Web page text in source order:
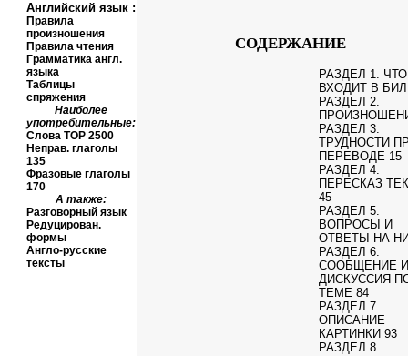
СОДЕРЖАНИЕ
РАЗДЕЛ 1. ЧТО
ВХОДИТ В
РАЗДЕЛ 2.
РАЗДЕЛ 3.
ТРУДНОСТИ
ПЕРЕВОДЕ 15
РАЗДЕЛ 4.
ПЕРЕСКАЗ
45
РАЗДЕЛ 5.
ВОПРОСЫ И
ОТВЕТЫ НА
РАЗДЕЛ 6.
СООБЩЕНИЕ
ДИСКУССИЯ
ТЕМЕ 84
РАЗДЕЛ 7.
ОПИСАНИЕ
КАРТИНКИ 93
РАЗДЕЛ 8.
Английский язык :
Правила
произношения
Правила чтения
Грамматика англ.
языка
Таблицы
спряжения
Наиболее
употребительные:
Слова TOP 2500
Неправ. глаголы
135
Фразовые глаголы
170
А также:
Разговорный язык
Редуцирован.
формы
Англо-русские
тексты